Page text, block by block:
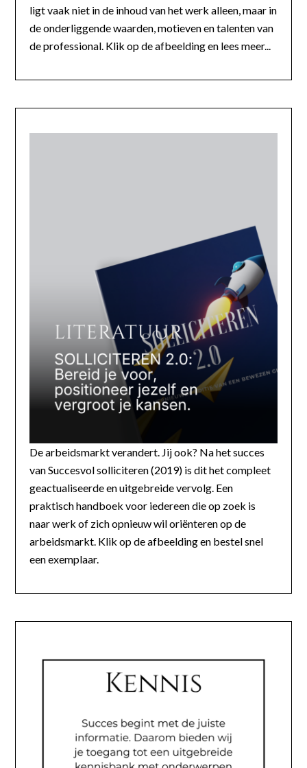
ligt vaak niet in de inhoud van het werk alleen, maar in
de onderliggende waarden, motieven en talenten van
de professional. Klik op de afbeelding en lees meer...
De arbeidsmarkt verandert. Jij ook? Na het succes
van Succesvol solliciteren (2019) is dit het compleet
geactualiseerde en uitgebreide vervolg. Een
praktisch handboek voor iedereen die op zoek is
naar werk of zich opnieuw wil oriënteren op de
arbeidsmarkt. Klik op de afbeelding en bestel snel
een exemplaar.